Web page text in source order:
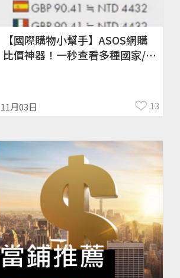
【國際購物小幫手】ASOS網購
比價神器！一秒查看多種國家/貨
11月03日 13